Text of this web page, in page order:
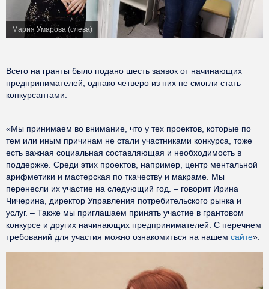
Мария Умарова (слева)
Всего на гранты было подано шесть заявок от начинающих
предпринимателей, однако четверо из них не смогли стать
конкурсантами.
«Мы принимаем во внимание, что у тех проектов, которые по
тем или иным причинам не стали участниками конкурса, тоже
есть важная социальная составляющая и необходимость в
поддержке. Среди этих проектов, например, центр ментальной
арифметики и мастерская по ткачеству и макраме. Мы
перенесли их участие на следующий год. – говорит Ирина
Чичерина, директор Управления потребительского рынка и
услуг. – Также мы приглашаем принять участие в грантовом
конкурсе и других начинающих предпринимателей. С перечнем
требований для участия можно ознакомиться на нашем сайте».